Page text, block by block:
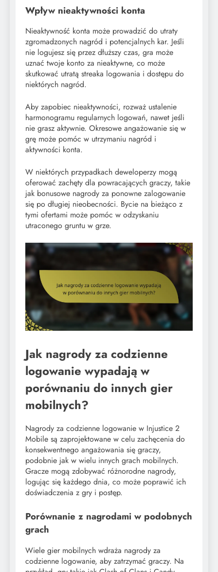
Wpływ nieaktywności konta
Nieaktywność konta może prowadzić do utraty
zgromadzonych nagród i potencjalnych kar. Jeśli
nie logujesz się przez dłuższy czas, gra może
uznać twoje konto za nieaktywne, co może
skutkować utratą streaka logowania i dostępu do
niektórych nagród.
Aby zapobiec nieaktywności, rozważ ustalenie
harmonogramu regularnych logowań, nawet jeśli
nie grasz aktywnie. Okresowe angażowanie się w
grę może pomóc w utrzymaniu nagród i
aktywności konta.
W niektórych przypadkach deweloperzy mogą
oferować zachęty dla powracających graczy, takie
jak bonusowe nagrody za ponowne zalogowanie
się po długiej nieobecności. Bycie na bieżąco z
tymi ofertami może pomóc w odzyskaniu
utraconego gruntu w grze.
Jak nagrody za codzienne
logowanie wypadają w
porównaniu do innych gier
mobilnych?
Nagrody za codzienne logowanie w Injustice 2
Mobile są zaprojektowane w celu zachęcenia do
konsekwentnego angażowania się graczy,
podobnie jak w wielu innych grach mobilnych.
Gracze mogą zdobywać różnorodne nagrody,
logując się każdego dnia, co może poprawić ich
doświadczenia z gry i postęp.
Porównanie z nagrodami w podobnych
grach
Wiele gier mobilnych wdraża nagrody za
codzienne logowanie, aby zatrzymać graczy. Na